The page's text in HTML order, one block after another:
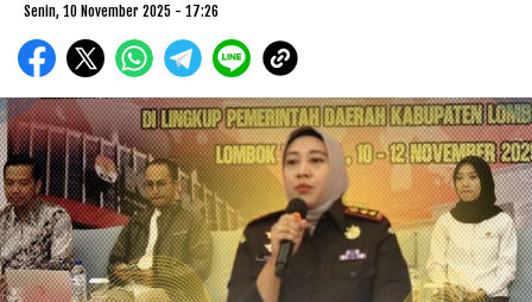
Senin, 10 November 2025 - 17:26